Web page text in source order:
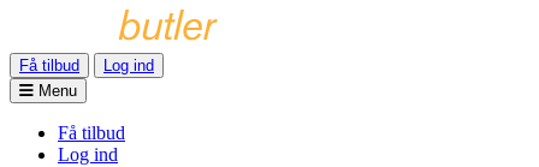
Få tilbud
Log ind
Menu
Få tilbud
Log ind